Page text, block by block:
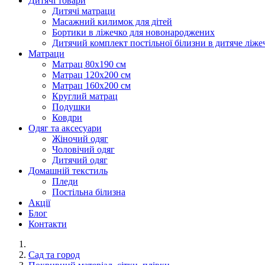
Дитячі матраци
Масажний килимок для дітей
Бортики в ліжечко для новонароджених
Дитячий комплект постільної білизни в дитяче
Матраци
Матрац 80х190 см
Матрац 120х200 см
Матрац 160х200 см
Круглий матрац
Подушки
Ковдри
Одяг та аксесуари
Жіночий одяг
Чоловічий одяг
Дитячий одяг
Домашній текстиль
Пледи
Постільна білизна
Акції
Блог
Контакти
Сад та город